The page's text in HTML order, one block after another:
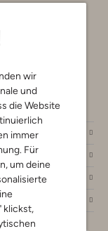
wir
und
die Website
immer
Für
um deine
klickst,